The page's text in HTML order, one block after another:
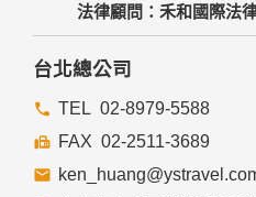
法律顧問：禾和國際法
台北總公司
02-8979-5588
02-2511-3689